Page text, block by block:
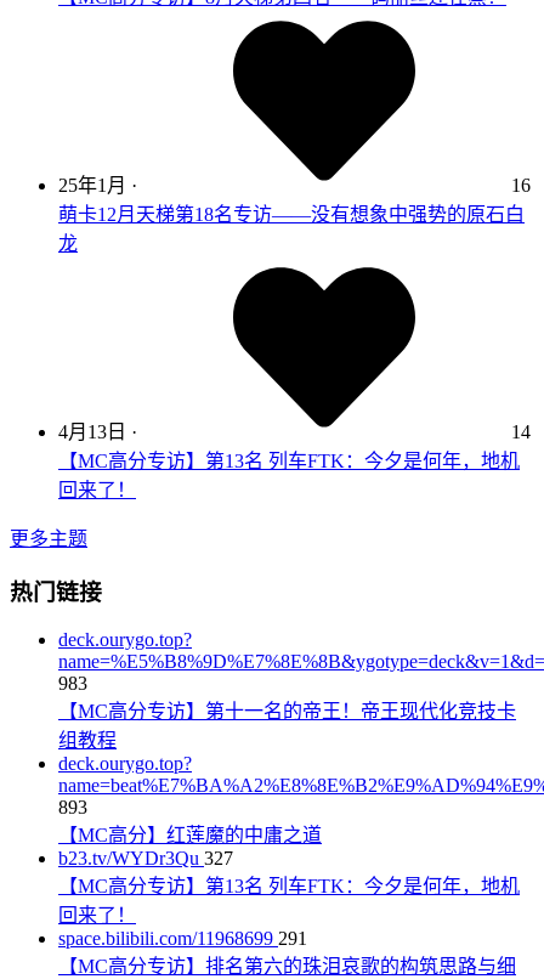
25年1月 ·
16
萌卡12月天梯第18名专访——没有想象中强势的原石白
龙
4月13日 ·
14
【MC高分专访】第13名 列车FTK：今夕是何年，地机
回来了！
更多主题
热门链接
deck.ourygo.top?
983
【MC高分专访】第十一名的帝王！帝王现代化竞技卡
组教程
deck.ourygo.top?
893
【MC高分】红莲魔的中庸之道
b23.tv/WYDr3Qu 327
【MC高分专访】第13名 列车FTK：今夕是何年，地机
回来了！
space.bilibili.com/11968699 291
【MC高分专访】排名第六的珠泪哀歌的构筑思路与细